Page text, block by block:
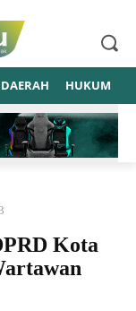
DAERAH HUKUM
Kota